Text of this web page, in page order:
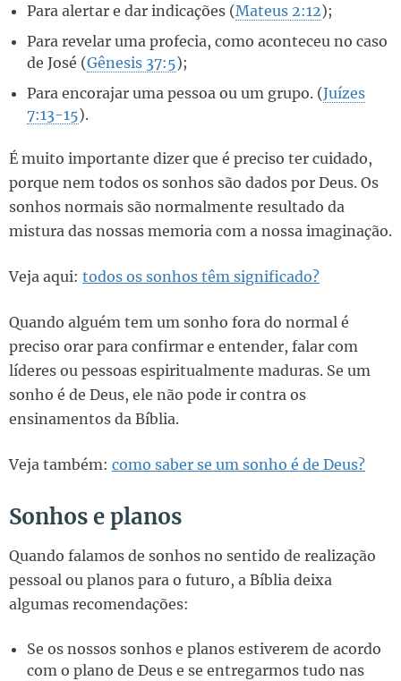
Para alertar e dar indicações (Mateus 2:12);
Para revelar uma profecia, como aconteceu no caso
de José (Gênesis 37:5);
Para encorajar uma pessoa ou um grupo. (Juízes
7:13-15).
É muito importante dizer que é preciso ter cuidado,
porque nem todos os sonhos são dados por Deus. Os
sonhos normais são normalmente resultado da
mistura das nossas memoria com a nossa imaginação.
Veja aqui: todos os sonhos têm significado?
Quando alguém tem um sonho fora do normal é
preciso orar para confirmar e entender, falar com
líderes ou pessoas espiritualmente maduras. Se um
sonho é de Deus, ele não pode ir contra os
ensinamentos da Bíblia.
Veja também: como saber se um sonho é de Deus?
Sonhos e planos
Quando falamos de sonhos no sentido de realização
pessoal ou planos para o futuro, a Bíblia deixa
algumas recomendações:
Se os nossos sonhos e planos estiverem de acordo
com o plano de Deus e se entregarmos tudo nas